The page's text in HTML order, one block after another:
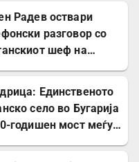
Радев оствари
разговор со
шеф на
Единственото
село во Бугарија
годишен мост меѓу